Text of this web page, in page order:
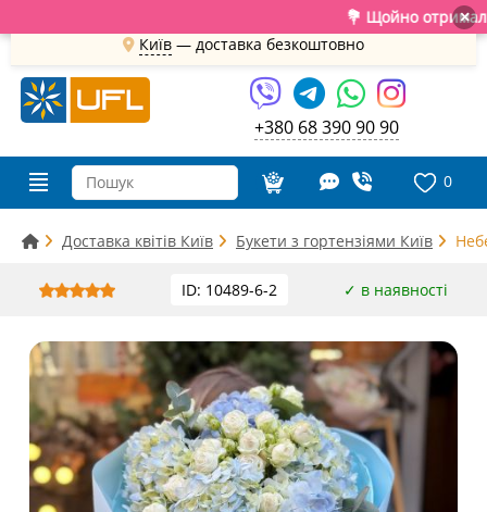
💐 Щойно отримали свіжу
×
Київ — доставка безкоштовно
+380 68 390 90 90
0
Доставка квітів Київ Букети з гортензіями Київ
ID: 10489-6-2 ✓ в наявності